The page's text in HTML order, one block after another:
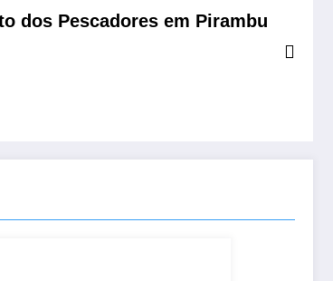
dos Pescadores em Pirambu